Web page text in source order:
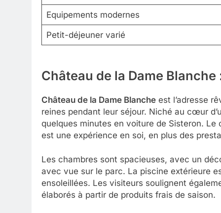
Equipements modernes
Petit-déjeuner varié
Château de la Dame
Château de la Dame Blanche est l’adresse
reines pendant leur séjour. Niché au cœur
quelques minutes en voiture de Sisteron.
est une expérience en soi, en plus des
Les chambres sont spacieuses, avec un
avec vue sur le parc. La piscine extérieure
ensoleillées. Les visiteurs soulignent
élaborés à partir de produits frais de saison.